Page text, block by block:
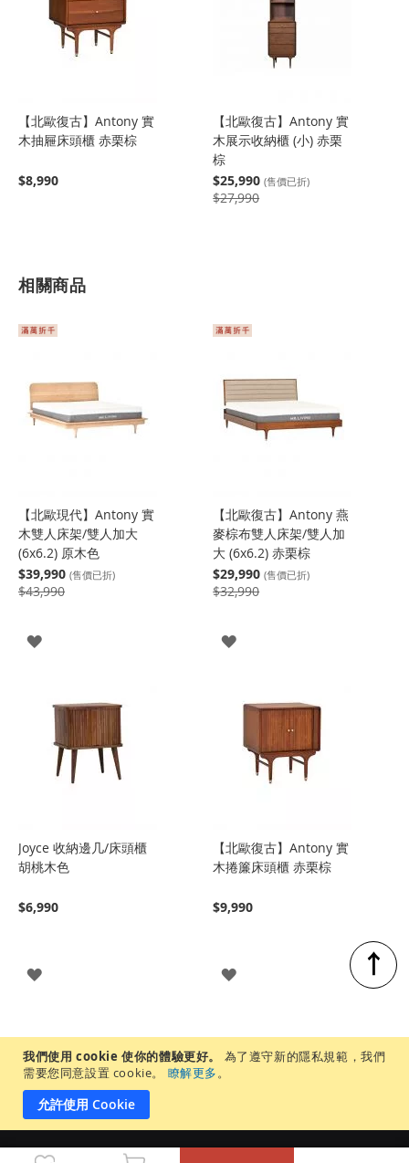
我們使用 cookie 使你的體驗更好。
為了遵守新的隱私規範，我們
需要您同意設置 cookie。
瞭解更多。
允許使用 Cookie
【北歐復古】Antony 實
木抽屜床頭櫃 赤栗棕
$8,990
【北歐復古】Antony 實
木展示收納櫃 (小) 赤栗
棕
$25,990 (售價已折)
$27,990
相關商品
【北歐現代】Antony 實
木雙人床架/雙人加大
(6x6.2) 原木色
$39,990 (售價已折)
$43,990
登
【北歐復古】Antony 燕
麥棕布雙人床架/雙人加
大 (6x6.2) 赤栗棕
$29,990 (售價已折)
$32,990
登
Joyce 收納邊几/床頭櫃
胡桃木色
$6,990
登
【北歐復古】Antony 實
木捲簾床頭櫃 赤栗棕
$9,990
登
↑